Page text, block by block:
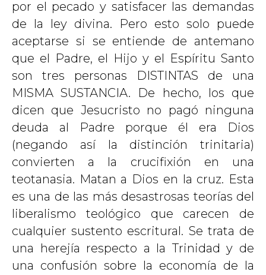
por el pecado y satisfacer las demandas
de la ley divina. Pero esto solo puede
aceptarse si se entiende de antemano
que el Padre, el Hijo y el Espíritu Santo
son tres personas DISTINTAS de una
MISMA SUSTANCIA. De hecho, los que
dicen que Jesucristo no pagó ninguna
deuda al Padre porque él era Dios
(negando así la distinción trinitaria)
convierten a la crucifixión en una
teotanasia. Matan a Dios en la cruz. Esta
es una de las más desastrosas teorías del
liberalismo teológico que carecen de
cualquier sustento escritural. Se trata de
una herejía respecto a la Trinidad y de
una confusión sobre la economía de la